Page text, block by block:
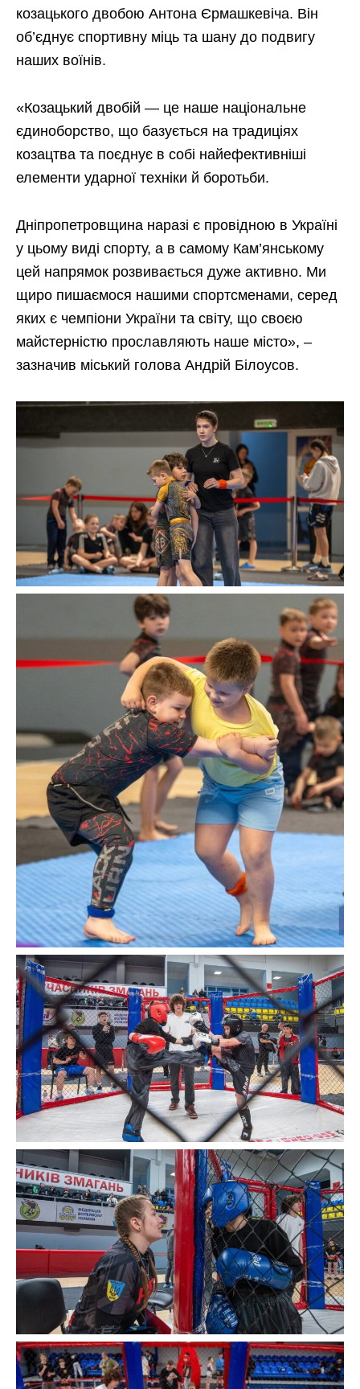
козацького двобою Антона Єрмашкевіча. Він
об’єднує спортивну міць та шану до подвигу
наших воїнів.
«Козацький двобій — це наше національне
єдиноборство, що базується на традиціях
козацтва та поєднує в собі найефективніші
елементи ударної техніки й боротьби.
Дніпропетровщина наразі є провідною в Україні
у цьому виді спорту, а в самому Кам’янському
цей напрямок розвивається дуже активно. Ми
щиро пишаємося нашими спортсменами, серед
яких є чемпіони України та світу, що своєю
майстерністю прославляють наше місто», –
зазначив міський голова Андрій Білоусов.